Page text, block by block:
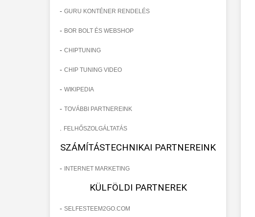
- GURU KONTÉNER RENDELÉS
- BOR BOLT ÉS WEBSHOP
- CHIPTUNING
- CHIP TUNING VIDEO
- WIKIPEDIA
- TOVÁBBI PARTNEREINK
FELHŐSZOLGÁLTATÁS
SZÁMÍTÁSTECHNIKAI PARTNEREINK
- INTERNET MARKETING
KÜLFÖLDI PARTNEREK
- SELFESTEEM2GO.COM